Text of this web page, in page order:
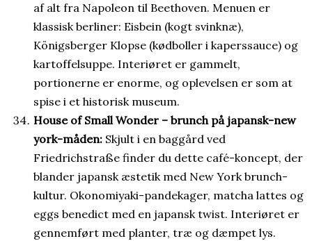
af alt fra Napoleon til Beethoven. Menuen er
klassisk berliner: Eisbein (kogt svinknæ),
Königsberger Klopse (kødboller i kaperssauce) og
kartoffelsuppe. Interiøret er gammelt,
portionerne er enorme, og oplevelsen er som at
spise i et historisk museum.
House of Small Wonder – brunch på japansk-new
york-måden: Skjult i en baggård ved
Friedrichstraße finder du dette café-koncept, der
blander japansk æstetik med New York brunch-
kultur. Okonomiyaki-pandekager, matcha lattes og
eggs benedict med en japansk twist. Interiøret er
gennemført med planter, træ og dæmpet lys.